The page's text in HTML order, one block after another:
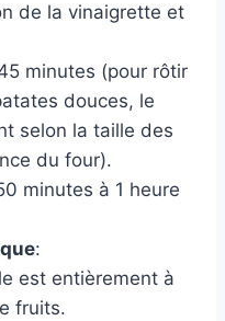
de la vinaigrette et
minutes (pour rôtir
douces, le
selon la taille des
du four).
minutes à 1 heure
:
est entièrement à
fruits.